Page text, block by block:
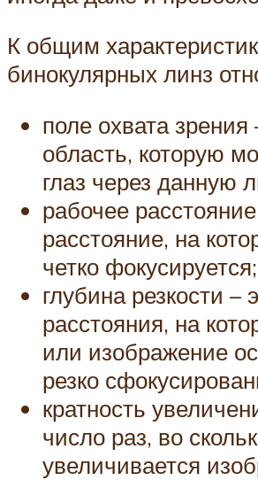
К общим
бинокулярных линз
поле охвата зрения
область, которую
глаз через данную
рабочее
расстояние, на
четко фокусируется;
глубина резкости –
расстояния, на
или изображение
резко
кратность
число раз, во
увеличивается